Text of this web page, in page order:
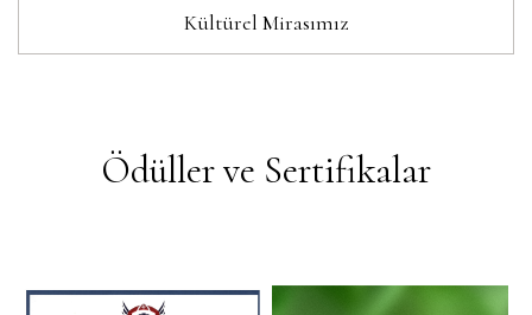
Kültürel Mirasımız
Ödüller ve Sertifikalar